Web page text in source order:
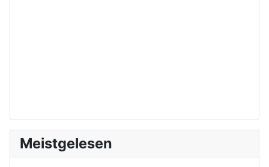
Meistgelesen